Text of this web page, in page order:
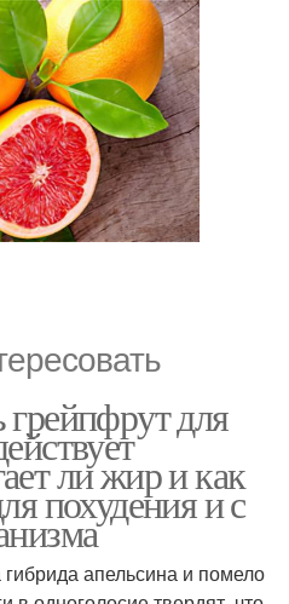
грейпфрут для
ли жир и как
похудения и с
апельсина и помело